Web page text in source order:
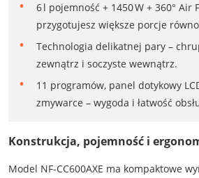
6 l pojemność + 1450 W + 360° Air
przygotujesz większe porcje
Technologia delikatnej pary –
zewnątrz i soczyste wewnątrz.
11 programów, panel dotykowy
zmywarce – wygoda i łatwość
Konstrukcja, pojemność i
Model NF‑CC600AXE ma kompaktowe